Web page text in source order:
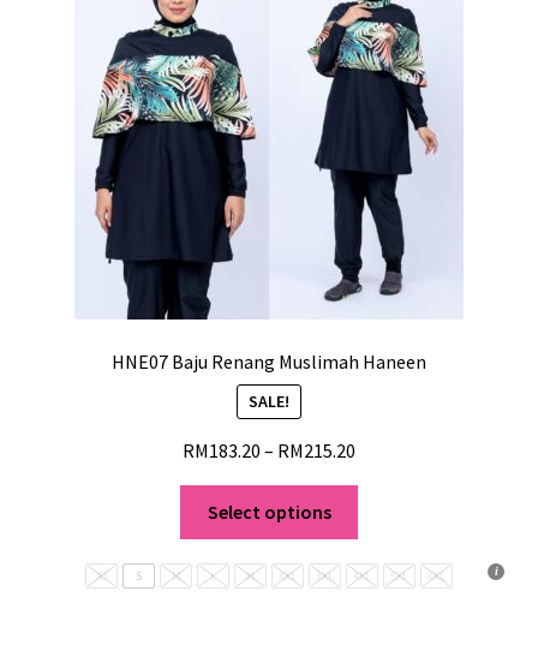
HNE07 Baju Renang Muslimah Haneen
SALE!
RM183.20 – RM215.20
Select options
XS S M L XL XXL 3XL 4XL 5XL 6XL